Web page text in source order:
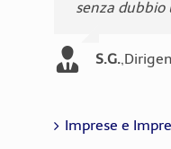
senza dubbio
S.G.,
Morena
relazioni
professionale.
quotidiano -
Imprese e